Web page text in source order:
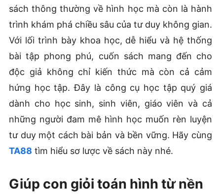
sách thông thường về hình học mà còn là hành
trình khám phá chiều sâu của tư duy không gian.
Với lối trình bày khoa học, dễ hiểu và hệ thống
bài tập phong phú, cuốn sách mang đến cho
độc giả không chỉ kiến thức mà còn cả cảm
hứng học tập. Đây là công cụ học tập quý giá
dành cho học sinh, sinh viên, giáo viên và cả
những người đam mê hình học muốn rèn luyện
tư duy một cách bài bản và bền vững. Hãy cùng
TA88 tìm hiểu sơ lược về sách này nhé.
Giúp con giỏi toán hình từ nền